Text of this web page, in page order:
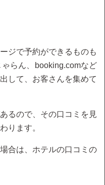
ジで予約ができるものも
らん、booking.comなど
して、お客さんを集めて
るので、その口コミを見
ります。
合は、ホテルの口コミの